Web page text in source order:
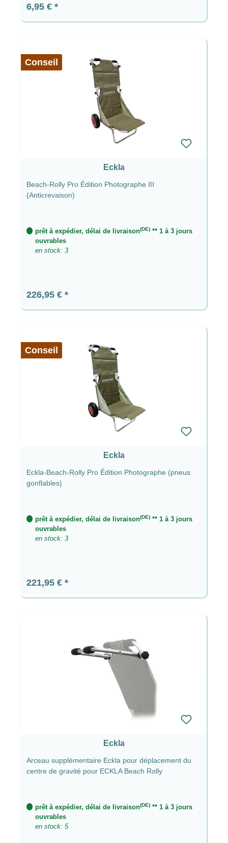
Prix régulier :
6,95 €
Conseil
Eckla
Beach-Rolly Pro Édition Photographe III
(Anticrevaison)
prêt à expédier, délai de livraison(DE) ** 1 à 3 jours
ouvrables
en stock: 3
Prix régulier :
226,95 €
Conseil
Eckla
Eckla-Beach-Rolly Pro Édition Photographe (pneus
gonflables)
prêt à expédier, délai de livraison(DE) ** 1 à 3 jours
ouvrables
en stock: 3
Prix régulier :
221,95 €
Eckla
Arceau supplémentaire Eckla pour déplacement du
centre de gravité pour ECKLA Beach Rolly
prêt à expédier, délai de livraison(DE) ** 1 à 3 jours
ouvrables
en stock: 5